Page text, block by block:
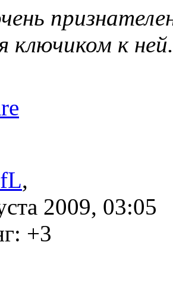
ключиком к
,
2009, 03:05
+3